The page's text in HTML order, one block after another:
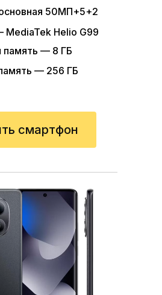
50МП+5+2
Helio G99
память — 8 ГБ
— 256 ГБ
смартфон
Helio G85
— 8 ГБ
— 256 ГБ